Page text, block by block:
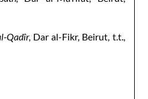
Qadîr, Dar al-Fikr, Beirut, t.t.,